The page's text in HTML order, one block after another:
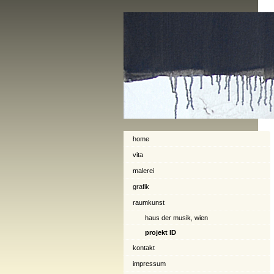
home
vita
malerei
grafik
raumkunst
haus der musik, wien
projekt ID
kontakt
impressum